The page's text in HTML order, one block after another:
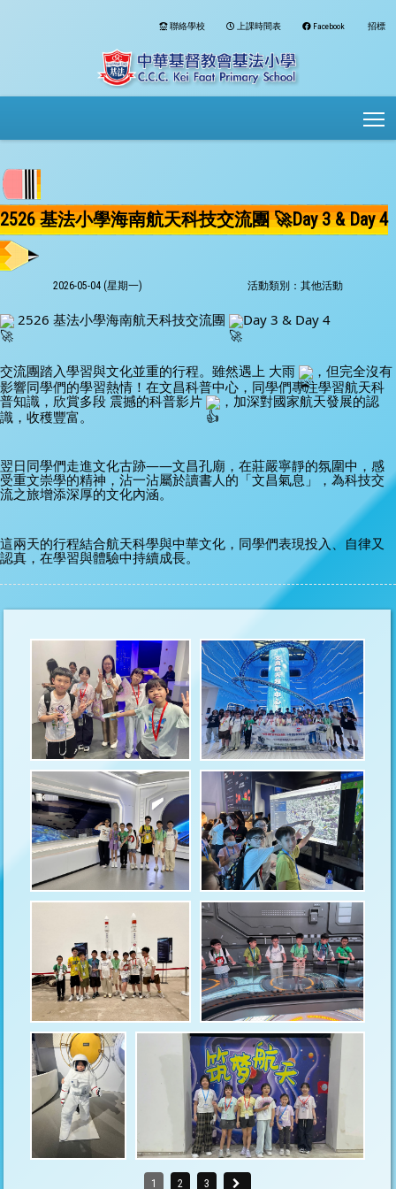
聯絡學校 上課時間表 Facebook 招標
2526 基法小學海南航天科技交流團 🚀Day 3 & Day 4
2026-05-04 (星期一) 活動類別：其他活動
2526 基法小學海南航天科技交流團 Day 3 & Day 4
交流團踏入學習與文化並重的行程。雖然遇上 大雨
，但完全沒有
影響同學們的學習熱情！在文昌科普中心，同學們專注學習航天科
普知識，欣賞多段 震撼的科普影片
，加深對國家航天發展的認
識，收穫豐富。
翌日同學們走進文化古跡——文昌孔廟，在莊嚴寧靜的氛圍中，感
受重文崇學的精神，沾一沾屬於讀書人的「文昌氣息」，為科技交
流之旅增添深厚的文化內涵。
這兩天的行程結合航天科學與中華文化，同學們表現投入、自律又
認真，在學習與體驗中持續成長。
1 2 3